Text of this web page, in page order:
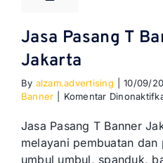
GALERI
KONTAK
BLOG
Jasa Pasang T
Jakarta
By alzam.advertising 10/09/
Banner
Komentar
Jasa Pasang T Banner
melayani pembuatan dan
umbul umbul, spanduk,